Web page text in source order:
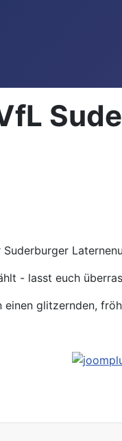
- lasst euch
glitzernden,